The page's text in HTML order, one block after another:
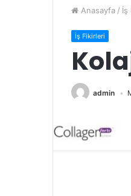
Anasayfa / İş
İş Fikirleri
admin